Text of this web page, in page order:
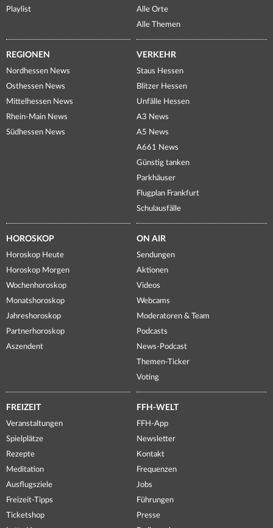
Playlist
Alle Orte
Alle Themen
REGIONEN
Nordhessen News
Osthessen News
Mittelhessen News
Rhein-Main News
Südhessen News
VERKEHR
Staus Hessen
Blitzer Hessen
Unfälle Hessen
A3 News
A5 News
A661 News
Günstig tanken
Parkhäuser
Flugplan Frankfurt
Schulausfälle
HOROSKOP
Horoskop Heute
Horoskop Morgen
Wochenhoroskop
Monatshoroskop
Jahreshoroskop
Partnerhoroskop
Aszendent
ON AIR
Sendungen
Aktionen
Videos
Webcams
Moderatoren & Team
Podcasts
News-Podcast
Themen-Ticker
Voting
FREIZEIT
Veranstaltungen
Spielplätze
Rezepte
Meditation
Ausflugsziele
Freizeit-Tipps
Ticketshop
FFH-WELT
FFH-App
Newsletter
Kontakt
Frequenzen
Jobs
Führungen
Presse